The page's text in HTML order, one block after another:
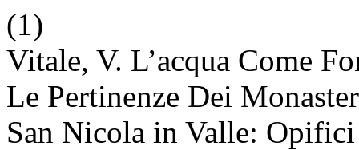
(1)
Vitale, V. L’acqua Come
Le Pertinenze Dei
San Nicola in Valle: